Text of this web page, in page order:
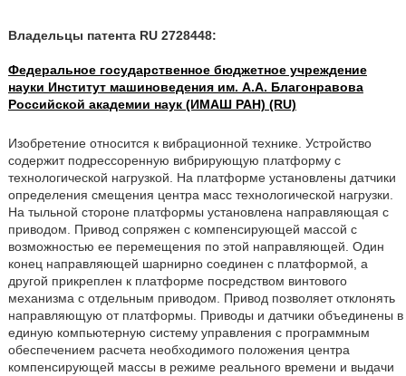
Владельцы патента RU 2728448:
Федеральное государственное бюджетное учреждение
науки Институт машиноведения им. А.А. Благонравова
Российской академии наук (ИМАШ РАН) (RU)
Изобретение относится к вибрационной технике. Устройство
содержит подрессоренную вибрирующую платформу с
технологической нагрузкой. На платформе установлены датчики
определения смещения центра масс технологической нагрузки.
На тыльной стороне платформы установлена направляющая с
приводом. Привод сопряжен с компенсирующей массой с
возможностью ее перемещения по этой направляющей. Один
конец направляющей шарнирно соединен с платформой, а
другой прикреплен к платформе посредством винтового
механизма с отдельным приводом. Привод позволяет отклонять
направляющую от платформы. Приводы и датчики объединены в
единую компьютерную систему управления с программным
обеспечением расчета необходимого положения центра
компенсирующей массы в режиме реального времени и выдачи